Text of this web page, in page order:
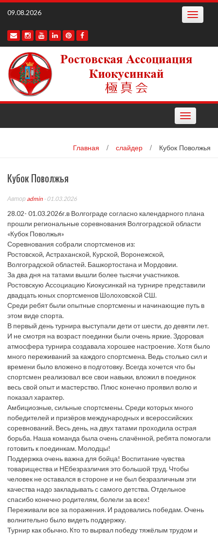
Наверх
09.08.2026 Toggle
Toggle
navigation
Главная / слайдер / Кубок Поволжья
Кубок Поволжья
Автор admin - 01.03.2026
28.02- 01.03.2026г.в Волгограде согласно календарного плана
прошли региональные соревнования Волгоградской области
«Кубок Поволжья»
Соревнования собрали спортсменов из:
Ростовской, Астраханской, Курской, Воронежской,
Волгоградской областей. Башкортостана и Мордовии.
За два дня на татами вышли более тысячи участников.
Ростовскую Ассоциацию Киокусинкай на турнире представили
двадцать юных спортсменов Шолоховской СШ.
Среди ребят были опытные спортсмены и начинающие путь в
этом виде спорта.
В первый день турнира выступали дети от шести, до девяти лет.
И не смотря на возраст поединки были очень яркие. Здоровая
атмосфера турнира создавала хорошее настроение. Хотя было
много переживаний за каждого спортсмена. Ведь столько сил и
времени было вложено в подготовку. Всегда хочется что бы
спортсмен реализовал все свои навыки, вложил в поединок
весь свой опыт и мастерство. Плюс конечно проявил волю и
показал характер.
Амбициозные, сильные спортсмены. Среди которых много
победителей и призёров международных и всероссийских
соревнований. Весь день, на двух татами проходила острая
борьба. Наша команда была очень слачённой, ребята помогали
готовить к поединкам. Молодцы!
Поддержка очень важна для бойца! Воспитание чувства
товарищества и НЕбезразличия это большой труд. Чтобы
человек не оставался в стороне и не был безразличным эти
качества надо закладывать с самого детства. Отдельное
спасибо конечно родителям, болели за всех!
Переживали все за поражения. И радовались победам. Очень
волнительно было видеть поддержку.
Турнир как обычно. Кто то вырвал победу тяжёлым трудом и